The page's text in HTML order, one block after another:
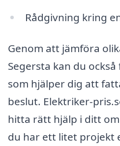
Rådgivning kring
Genom att jämföra
Segersta kan du
som hjälper dig att
beslut. Elektriker-
hitta rätt hjälp i ditt
du har ett litet projekt